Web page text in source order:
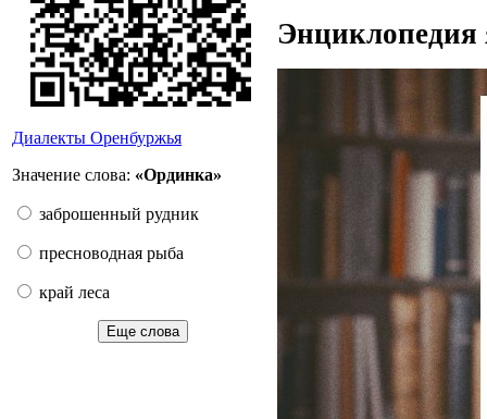
Диалекты Оренбуржья
Значение слова: «Ординка»
заброшенный рудник
пресноводная рыба
край леса
Еще слова